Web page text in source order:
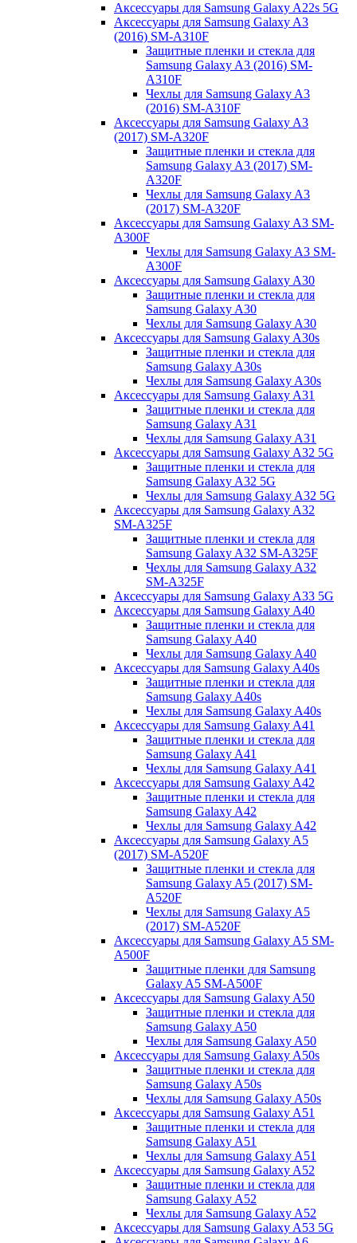
Аксессуары для Samsung Galaxy A22s 5G
Аксессуары для Samsung Galaxy A3
(2016) SM-A310F
Защитные пленки и стекла для
Samsung Galaxy A3 (2016) SM-
A310F
Чехлы для Samsung Galaxy A3
(2016) SM-A310F
Аксессуары для Samsung Galaxy A3
(2017) SM-A320F
Защитные пленки и стекла для
Samsung Galaxy A3 (2017) SM-
A320F
Чехлы для Samsung Galaxy A3
(2017) SM-A320F
Аксессуары для Samsung Galaxy A3 SM-
A300F
Чехлы для Samsung Galaxy A3 SM-
A300F
Аксессуары для Samsung Galaxy A30
Защитные пленки и стекла для
Samsung Galaxy A30
Чехлы для Samsung Galaxy A30
Аксессуары для Samsung Galaxy A30s
Защитные пленки и стекла для
Samsung Galaxy A30s
Чехлы для Samsung Galaxy A30s
Аксессуары для Samsung Galaxy A31
Защитные пленки и стекла для
Samsung Galaxy A31
Чехлы для Samsung Galaxy A31
Аксессуары для Samsung Galaxy A32 5G
Защитные пленки и стекла для
Samsung Galaxy A32 5G
Чехлы для Samsung Galaxy A32 5G
Аксессуары для Samsung Galaxy A32
SM-A325F
Защитные пленки и стекла для
Samsung Galaxy A32 SM-A325F
Чехлы для Samsung Galaxy A32
SM-A325F
Аксессуары для Samsung Galaxy A33 5G
Аксессуары для Samsung Galaxy A40
Защитные пленки и стекла для
Samsung Galaxy A40
Чехлы для Samsung Galaxy A40
Аксессуары для Samsung Galaxy A40s
Защитные пленки и стекла для
Samsung Galaxy A40s
Чехлы для Samsung Galaxy A40s
Аксессуары для Samsung Galaxy A41
Защитные пленки и стекла для
Samsung Galaxy A41
Чехлы для Samsung Galaxy A41
Аксессуары для Samsung Galaxy A42
Защитные пленки и стекла для
Samsung Galaxy A42
Чехлы для Samsung Galaxy A42
Аксессуары для Samsung Galaxy A5
(2017) SM-A520F
Защитные пленки и стекла для
Samsung Galaxy A5 (2017) SM-
A520F
Чехлы для Samsung Galaxy A5
(2017) SM-A520F
Аксессуары для Samsung Galaxy A5 SM-
A500F
Защитные пленки для Samsung
Galaxy A5 SM-A500F
Аксессуары для Samsung Galaxy A50
Защитные пленки и стекла для
Samsung Galaxy A50
Чехлы для Samsung Galaxy A50
Аксессуары для Samsung Galaxy A50s
Защитные пленки и стекла для
Samsung Galaxy A50s
Чехлы для Samsung Galaxy A50s
Аксессуары для Samsung Galaxy A51
Защитные пленки и стекла для
Samsung Galaxy A51
Чехлы для Samsung Galaxy A51
Аксессуары для Samsung Galaxy A52
Защитные пленки и стекла для
Samsung Galaxy A52
Чехлы для Samsung Galaxy A52
Аксессуары для Samsung Galaxy A53 5G